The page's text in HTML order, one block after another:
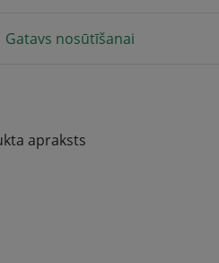
Gatavs nosūtīšanai
apraksts